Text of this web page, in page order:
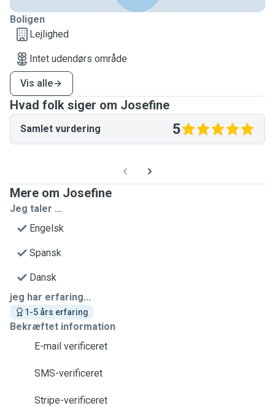
Boligen
Lejlighed
Intet udendørs område
Vis alle
Hvad folk siger om Josefine
Samlet vurdering 5
Mere om Josefine
Jeg taler ...
Engelsk
Spansk
Dansk
jeg har erfaring...
1-5 års erfaring
Bekræftet information
E-mail verificeret
SMS-verificeret
Stripe-verificeret